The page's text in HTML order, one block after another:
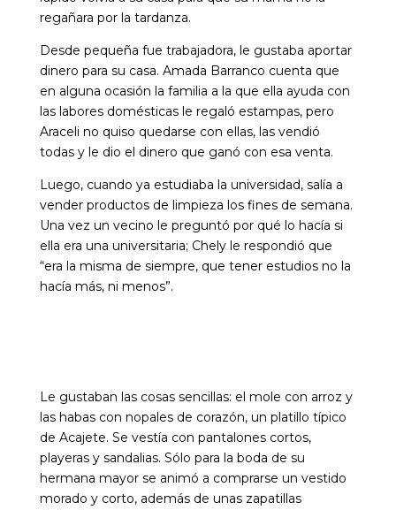
regañara por la tardanza.
Desde pequeña fue trabajadora, le gustaba aportar
dinero para su casa. Amada Barranco cuenta que
en alguna ocasión la familia a la que ella ayuda con
las labores domésticas le regaló estampas, pero
Araceli no quiso quedarse con ellas, las vendió
todas y le dio el dinero que ganó con esa venta.
Luego, cuando ya estudiaba la universidad, salía a
vender productos de limpieza los fines de semana.
Una vez un vecino le preguntó por qué lo hacía si
ella era una universitaria; Chely le respondió que
“era la misma de siempre, que tener estudios no la
hacía más, ni menos”.
Le gustaban las cosas sencillas: el mole con arroz y
las habas con nopales de corazón, un platillo típico
de Acajete. Se vestía con pantalones cortos,
playeras y sandalias. Sólo para la boda de su
hermana mayor se animó a comprarse un vestido
morado y corto, además de unas zapatillas